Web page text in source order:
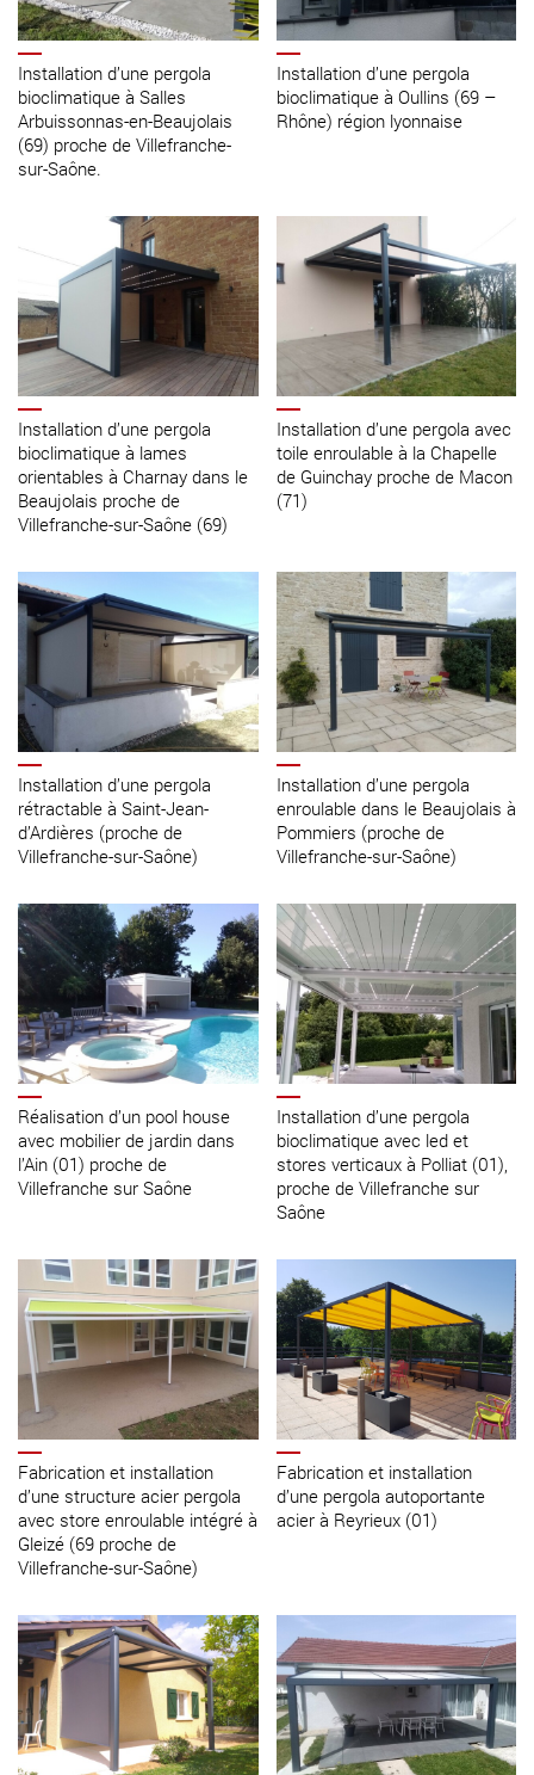
Installation d’une pergola
bioclimatique à Salles
Arbuissonnas-en-Beaujolais
(69) proche de Villefranche-
sur-Saône.
Installation d’une pergola
bioclimatique à Oullins (69 –
Rhône) région lyonnaise
Installation d’une pergola
bioclimatique à lames
orientables à Charnay dans le
Beaujolais proche de
Villefranche-sur-Saône (69)
Installation d’une pergola avec
toile enroulable à la Chapelle
de Guinchay proche de Macon
(71)
Installation d’une pergola
rétractable à Saint-Jean-
d’Ardières (proche de
Villefranche-sur-Saône)
Installation d’une pergola
enroulable dans le Beaujolais à
Pommiers (proche de
Villefranche-sur-Saône)
Réalisation d’un pool house
avec mobilier de jardin dans
l’Ain (01) proche de
Villefranche sur Saône
Installation d’une pergola
bioclimatique avec led et
stores verticaux à Polliat (01),
proche de Villefranche sur
Saône
Fabrication et installation
d’une structure acier pergola
avec store enroulable intégré à
Gleizé (69 proche de
Villefranche-sur-Saône)
Fabrication et installation
d’une pergola autoportante
acier à Reyrieux (01)